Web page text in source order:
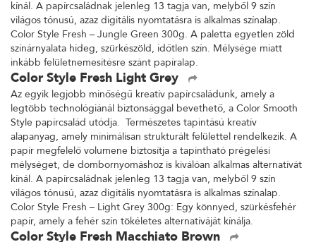
kínál. A papírcsaládnak jelenleg 13 tagja van, melyből 9 szín
világos tónusú, azaz digitális nyomtatásra is alkalmas színalap.
Color Style Fresh – Jungle Green 300g. A paletta egyetlen zöld
színárnyalata hideg, szürkészöld, időtlen szín. Mélysége miatt
inkább felületnemesítésre szánt papíralap.
Color Style Fresh Light Grey
Az egyik legjobb minőségű kreatív papírcsaládunk, amely a
legtöbb technológiánál biztonsággal bevethető, a Color Smooth
Style papírcsalád utódja. Természetes tapintású kreatív
alapanyag, amely minimálisan strukturált felülettel rendelkezik. A
papír megfelelő volumene biztosítja a tapintható prégelési
mélységet, de dombornyomáshoz is kiválóan alkalmas alternatívát
kínál. A papírcsaládnak jelenleg 13 tagja van, melyből 9 szín
világos tónusú, azaz digitális nyomtatásra is alkalmas színalap.
Color Style Fresh – Light Grey 300g: Egy könnyed, szürkésfehér
papír, amely a fehér szín tökéletes alternatíváját kínálja.
Color Style Fresh Macchiato Brown